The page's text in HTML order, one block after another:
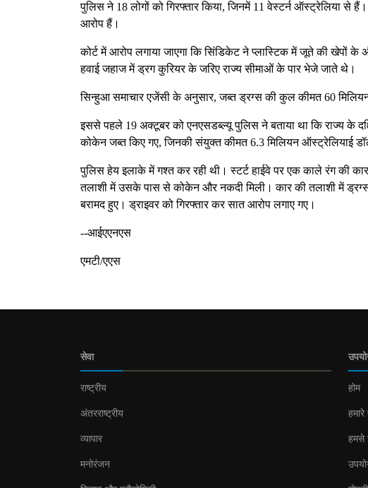
पुलिस ने 18 लोगों को गिरफ्तार किया, जिनमें 11 वेस्टर्न ऑस्ट्रेलिया से
आरोप हैं।
कोर्ट में आरोप लगाया जाएगा कि सिंडिकेट ने प्लास्टिक में जूते की खेपों
हवाई जहाज में ड्रग कुरियर के जरिए राज्य सीमाओं के पार भेजे जाते थे।
सिन्हुआ समाचार एजेंसी के अनुसार, जब्त ड्रग्स की कुल कीमत 60
इससे पहले 19 अक्टूबर को एनएसडब्ल्यू पुलिस ने बताया था कि राज्य के
कोकेन जब्त किए गए, जिनकी संयुक्त कीमत 6.3 मिलियन ऑस्ट्रेलियाई
पुलिस हेय इलाके में गश्त कर रही थी। स्टर्ट हाईवे पर एक काले रंग की
तलाशी में उसके पास से कोकेन और नकदी मिली। कार की तलाशी में
बरामद हुए। ड्राइवर को गिरफ्तार कर सात आरोप लगाए गए।
--आईएएनएस
एमटी/एएस
सेवा
राष्ट्रीय
अंतरराष्ट्रीय
व्यापार
मनोरंजन
होम
हमारे
हमसे